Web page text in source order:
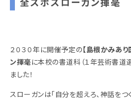
２０３０年に開催予定の【島根かみあ
ン揮毫に本校の書道科（１年芸術書道
ました！
スローガンは「自分を超えろ、神話をつ